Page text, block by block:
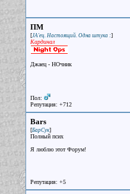
ПМ
[JA'ец. Настоящий. Одна штука :]
Кардинал
Джаец - НОчник
Пол:
Репутация: +712
Bars
[БарСук]
Полный псих
Я люблю этот Форум!
Репутация: +5